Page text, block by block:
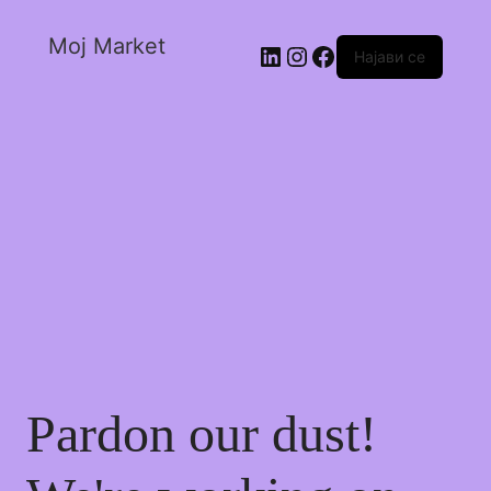
Moj Market Најави се
Pardon our dust!